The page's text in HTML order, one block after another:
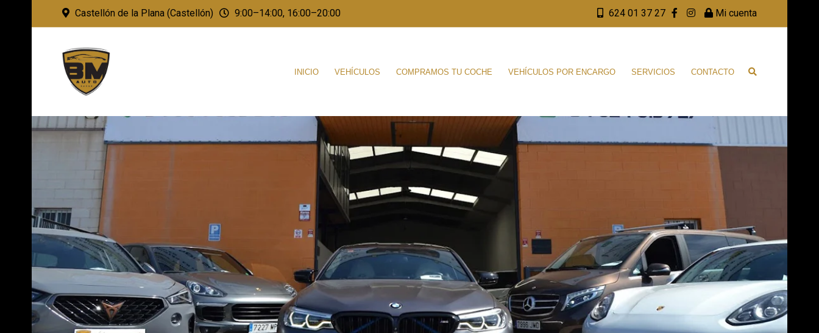
Castellón de la Plana (Castellón) 9:00–14:00, 16:00–20:00 624 01 37 27 Mi cuenta
INICIO VEHÍCULOS COMPRAMOS TU COCHE VEHÍCULOS POR ENCARGO SERVICIOS CONTACTO